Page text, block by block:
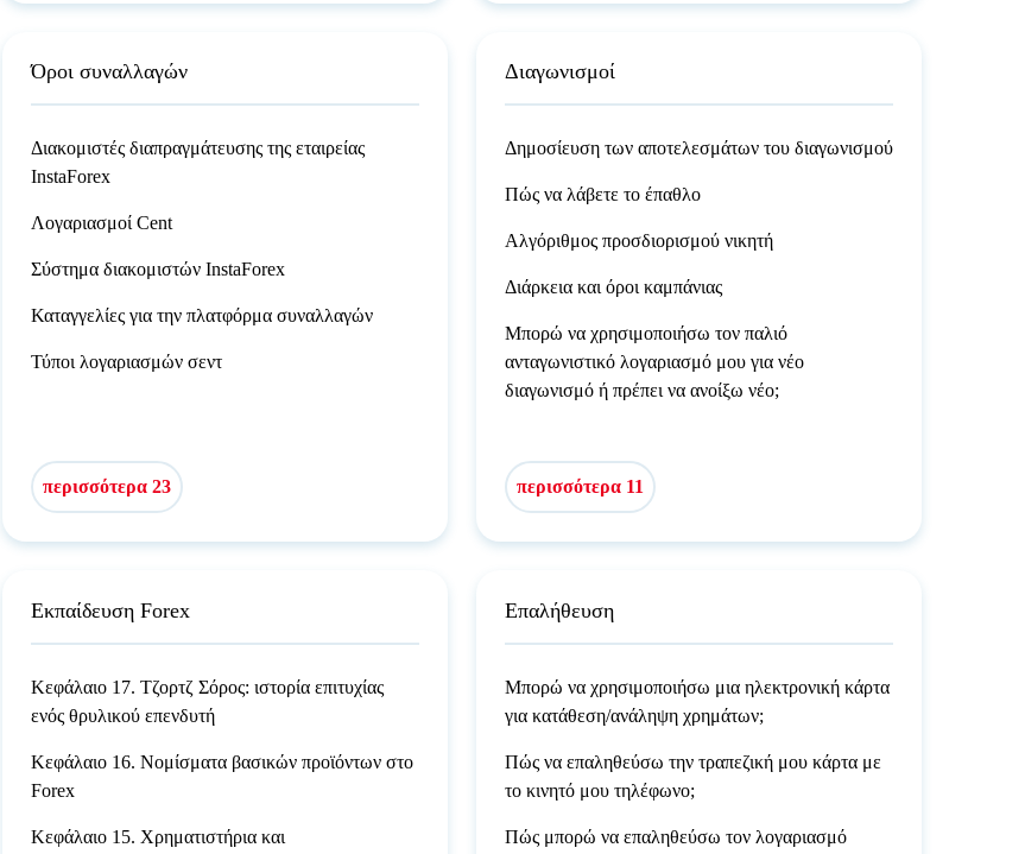
Όροι συναλλαγών
Διακομιστές διαπραγμάτευσης της εταιρείας
InstaForex
Λογαριασμοί Cent
Σύστημα διακομιστών InstaForex
Καταγγελίες για την πλατφόρμα συναλλαγών
Τύποι λογαριασμών σεντ
περισσότερα 23
Διαγωνισμοί
Δημοσίευση των αποτελεσμάτων του διαγωνισμού
Πώς να λάβετε το έπαθλο
Αλγόριθμος προσδιορισμού νικητή
Διάρκεια και όροι καμπάνιας
Μπορώ να χρησιμοποιήσω τον παλιό
ανταγωνιστικό λογαριασμό μου για νέο
διαγωνισμό ή πρέπει να ανοίξω νέο;
περισσότερα 11
Εκπαίδευση Forex
Κεφάλαιο 17. Τζορτζ Σόρος: ιστορία επιτυχίας
ενός θρυλικού επενδυτή
Κεφάλαιο 16. Νομίσματα βασικών προϊόντων στο
Forex
Κεφάλαιο 15. Χρηματιστήρια και
Επαλήθευση
Μπορώ να χρησιμοποιήσω μια ηλεκτρονική κάρτα
για κατάθεση/ανάληψη χρημάτων;
Πώς να επαληθεύσω την τραπεζική μου κάρτα με
το κινητό μου τηλέφωνο;
Πώς μπορώ να επαληθεύσω τον λογαριασμό